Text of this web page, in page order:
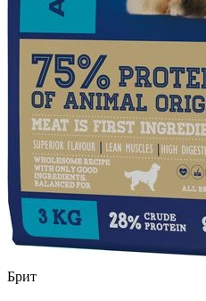
Брит